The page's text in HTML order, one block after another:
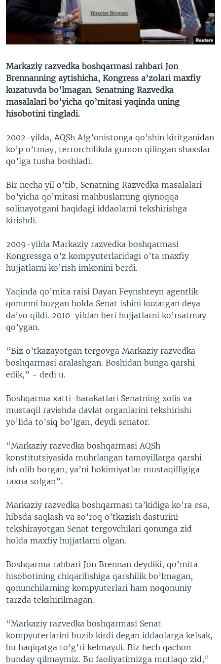
VIDEO
XABARLAR SURATLARDA
ODNOKLASSNIKI
TELEGRAM
TWITTER
SOUNDCLOUD
VOA
Markaziy razvedka boshqarmasi rahbari Jon
Brennanning aytishicha, Kongress a’zolari maxfiy
kuzatuvda bo’lmagan. Senatning Razvedka
masalalari bo’yicha qo’mitasi yaqinda uning
hisobotini tingladi.
2002-yilda, AQSh Afg’onistonga qo’shin kiritganidan
ko’p o’tmay, terrorchilikda gumon qilingan shaxslar
qo’lga tusha boshladi.
Bir necha yil o’tib, Senatning Razvedka masalalari
bo’yicha qo’mitasi mahbuslarning qiynoqqa
solinayotgani haqidagi iddaolarni tekshirishga
kirishdi.
2009-yilda Markaziy razvedka boshqarmasi
Kongressga o’z kompyuterlaridagi o’ta maxfiy
hujjatlarni ko’rish imkonini berdi.
Yaqinda qo’mita raisi Dayan Feynshteyn agentlik
qonunni buzgan holda Senat ishini kuzatgan deya
da’vo qildi. 2010-yildan beri hujjatlarni ko’rsatmay
qo’ygan.
“Biz o’tkazayotgan tergovga Markaziy razvedka
boshqarmasi aralashgan. Boshidan bunga qarshi
edik,” - dedi u.
Boshqarma xatti-harakatlari Senatning xolis va
mustaqil ravishda davlat organlarini tekshirishi
yo’lida to’siq bo’lgan, deydi senator.
“Markaziy razvedka boshqarmasi AQSh
konstitutsiyasida muhrlangan tamoyillarga qarshi
ish olib borgan, ya’ni hokimiyatlar mustaqilligiga
raxna solgan”.
Markaziy razvedka boshqarmasi ta’kidiga ko’ra esa,
hibsda saqlash va so’roq o’tkazish dasturini
tekshirayotgan Senat tergovchilari qonunga zid
holda maxfiy hujjatlarni olgan.
Boshqarma rahbari Jon Brennan deydiki, qo’mita
hisobotining chiqarilishiga qarshilik bo’lmagan,
qonunchilarning kompyuterlari ham noqonuniy
tarzda tekshirilmagan.
“Markaziy razvedka boshqarmasi Senat
kompyuterlarini buzib kirdi degan iddaolarga kelsak,
bu haqiqatga to’g’ri kelmaydi. Biz hech qachon
bunday qilmaymiz. Bu faoliyatimizga mutlaqo zid,”